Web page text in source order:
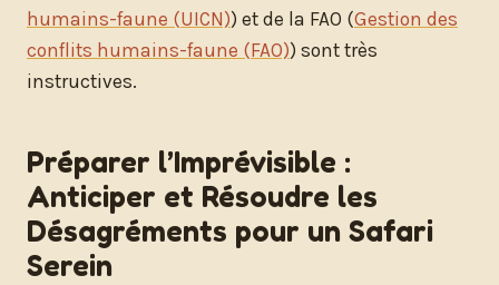
humains-faune (UICN)) et de la FAO (Gestion des
conflits humains-faune (FAO)) sont très
instructives.
Préparer l’Imprévisible :
Anticiper et Résoudre les
Désagréments pour un Safari
Serein